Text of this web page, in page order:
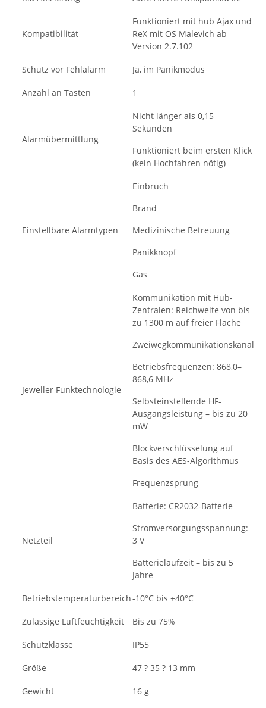
Kompatibilität
Funktioniert mit hub Ajax und
ReX mit OS Malevich ab
Version 2.7.102
Schutz vor Fehlalarm Ja, im Panikmodus
Anzahl an Tasten 1
Alarmübermittlung
Nicht länger als 0,15
Sekunden
Funktioniert beim ersten Klick
(kein Hochfahren nötig)
Einstellbare Alarmtypen
Einbruch
Brand
Medizinische Betreuung
Panikknopf
Gas
Jeweller Funktechnologie
Kommunikation mit Hub-
Zentralen: Reichweite von bis
zu 1300 m auf freier Fläche
Zweiwegkommunikationskanal
Betriebsfrequenzen: 868,0–
868,6 MHz
Selbsteinstellende HF-
Ausgangsleistung – bis zu 20
mW
Blockverschlüsselung auf
Basis des AES-Algorithmus
Frequenzsprung
Netzteil
Batterie: CR2032-Batterie
Stromversorgungsspannung:
3 V
Batterielaufzeit – bis zu 5
Jahre
Betriebstemperaturbereich-10°C bis +40°C
Zulässige Luftfeuchtigkeit Bis zu 75%
Schutzklasse IP55
Größe 47 ? 35 ? 13 mm
Gewicht 16 g